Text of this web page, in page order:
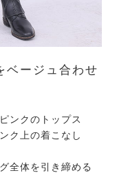
ベージュ合わせ
ンクのトップス
ク上の着こなし
全体を引き締める